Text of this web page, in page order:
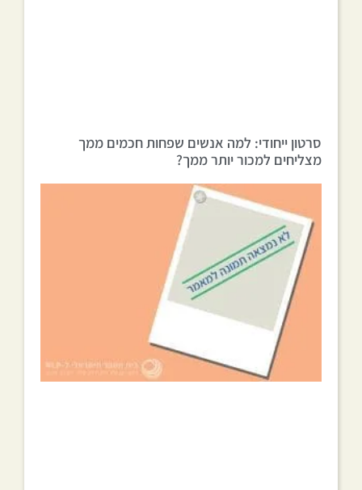
סרטון ייחודי: למה אנשים שפחות חכמים ממך
מצליחים למכור יותר ממך?